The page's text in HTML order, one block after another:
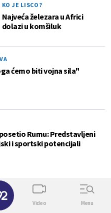
KO JE LISCO?
Najveća železara u Africi
dolazi u komšiluk
ćemo biti vojna sila"
Rumu: Predstavljeni
i sportski potencijali
Video Menu